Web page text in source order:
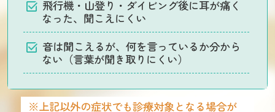
飛行機・山登り・ダイビング後に耳が痛く
なった、聞こえにくい
音は聞こえるが、何を言っているか分から
ない（言葉が聞き取りにくい）
※上記以外の症状でも診療対象となる場合が